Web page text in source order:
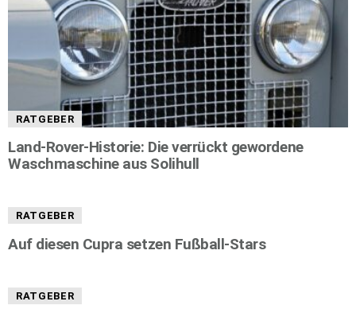
RATGEBER
Land-Rover-Historie: Die verrückt gewordene
Waschmaschine aus Solihull
RATGEBER
Auf diesen Cupra setzen Fußball-Stars
RATGEBER